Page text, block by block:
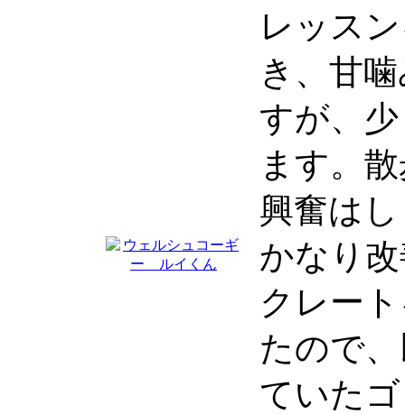
レッス
き、甘
すが、
ます。
興奮は
かなり
クレー
たので
ていた